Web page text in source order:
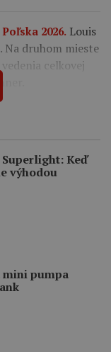
2026. Louis
druhom mieste
celkovej
Superlight: Keď
výhodou
mini pumpa